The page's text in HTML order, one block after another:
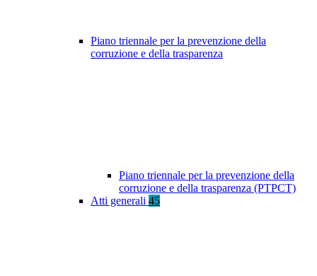
Piano triennale per la prevenzione della
corruzione e della trasparenza
Piano triennale per la prevenzione della
corruzione e della trasparenza (PTPCT)
Atti generali 45